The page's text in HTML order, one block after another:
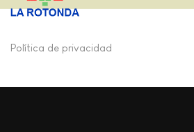
Política de privacidad